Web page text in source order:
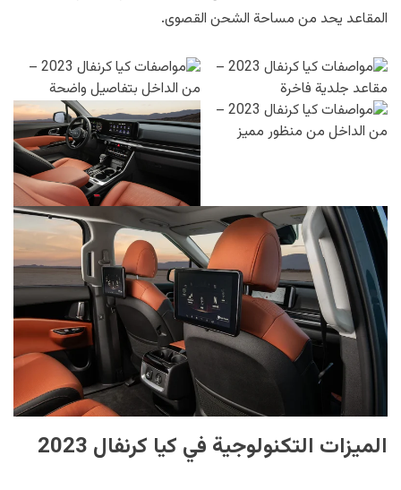
المقاعد يحد من مساحة الشحن القصوى.
الميزات التكنولوجية في كيا كرنفال 2023